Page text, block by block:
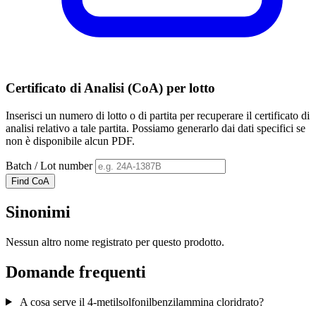
Certificato di Analisi (CoA) per lotto
Inserisci un numero di lotto o di partita per recuperare il certificato di
analisi relativo a tale partita. Possiamo generarlo dai dati specifici se
non è disponibile alcun PDF.
Batch / Lot number
Find CoA
Sinonimi
Nessun altro nome registrato per questo prodotto.
Domande frequenti
A cosa serve il 4-metilsolfonilbenzilammina cloridrato?